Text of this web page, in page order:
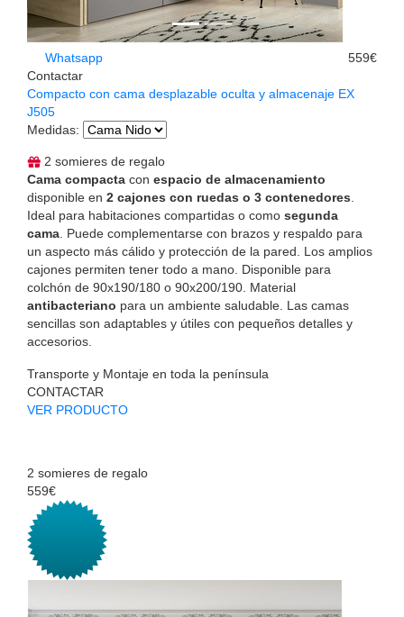
Whatsapp
Contactar
559€
Compacto con cama desplazable oculta y almacenaje EX
J505
Medidas:
2 somieres de regalo
Cama compacta con espacio de almacenamiento
disponible en 2 cajones con ruedas o 3 contenedores
Ideal para habitaciones compartidas o como segunda
cama . Puede complementarse con brazos y respaldo para
un aspecto más cálido y protección de la pared. Los amplios
cajones permiten tener todo a mano. Disponible para
colchón de 90x190/180 o 90x200/190. Material
antibacteriano para un ambiente saludable. Las camas
sencillas son adaptables y útiles con pequeños detalles y
accesorios.
Transporte y Montaje en toda la península
CONTACTAR
VER PRODUCTO
2 somieres de regalo
559€